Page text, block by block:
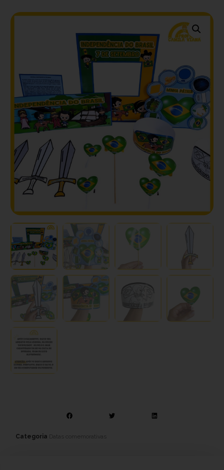
Categoria Datas comemorativas